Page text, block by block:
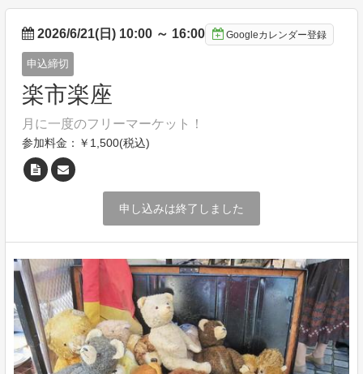
2026/6/21(日) 10:00 ～ 16:00 Googleカレンダー登録
申込締切
楽市楽座
月に一度のフリーマーケット！
参加料金：￥1,500(税込)
申し込みは終了しました